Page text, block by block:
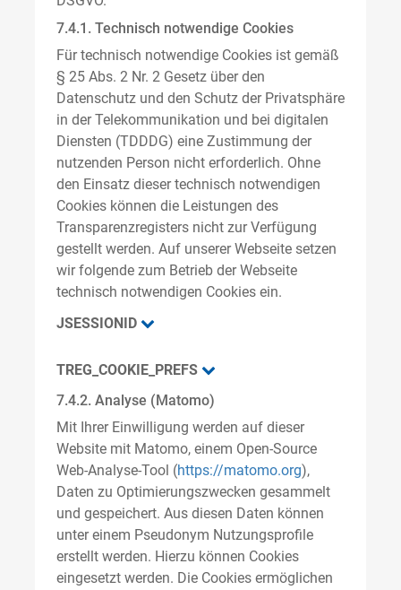
7.4.1. Technisch notwendige Cookies
Für technisch notwendige Cookies ist gemäß
§ 25 Abs. 2 Nr. 2 Gesetz über den
Datenschutz und den Schutz der Privatsphäre
in der Telekommunikation und bei digitalen
Diensten (TDDDG) eine Zustimmung der
nutzenden Person nicht erforderlich. Ohne
den Einsatz dieser technisch notwendigen
Cookies können die Leistungen des
Transparenzregisters nicht zur Verfügung
gestellt werden. Auf unserer Webseite setzen
wir folgende zum Betrieb der Webseite
technisch notwendigen Cookies ein.
JSESSIONID
TREG_COOKIE_PREFS
7.4.2. Analyse (Matomo)
Mit Ihrer Einwilligung werden auf dieser
Website mit Matomo, einem Open-Source
Web-Analyse-Tool (https://matomo.org),
Daten zu Optimierungszwecken gesammelt
und gespeichert. Aus diesen Daten können
unter einem Pseudonym Nutzungsprofile
erstellt werden. Hierzu können Cookies
eingesetzt werden. Die Cookies ermöglichen